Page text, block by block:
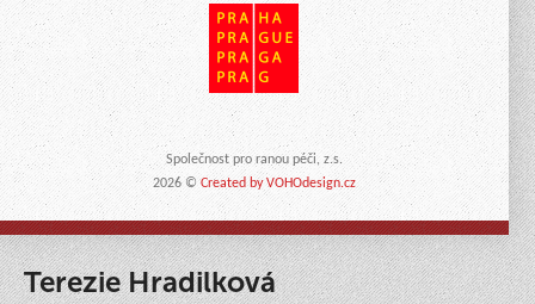
Společnost pro ranou péči, z.s.
2026 ©Created by VOHOdesign.cz
Terezie Hradilková